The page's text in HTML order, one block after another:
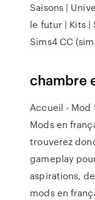
Saisons |
le futur | Kits |
Sims4 CC
chambre
Accueil - Mod
Mods en
trouverez
gameplay
aspirations,
mods en